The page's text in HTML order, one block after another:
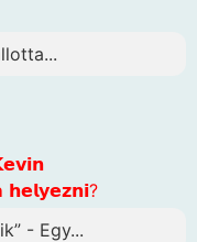
- Egy...